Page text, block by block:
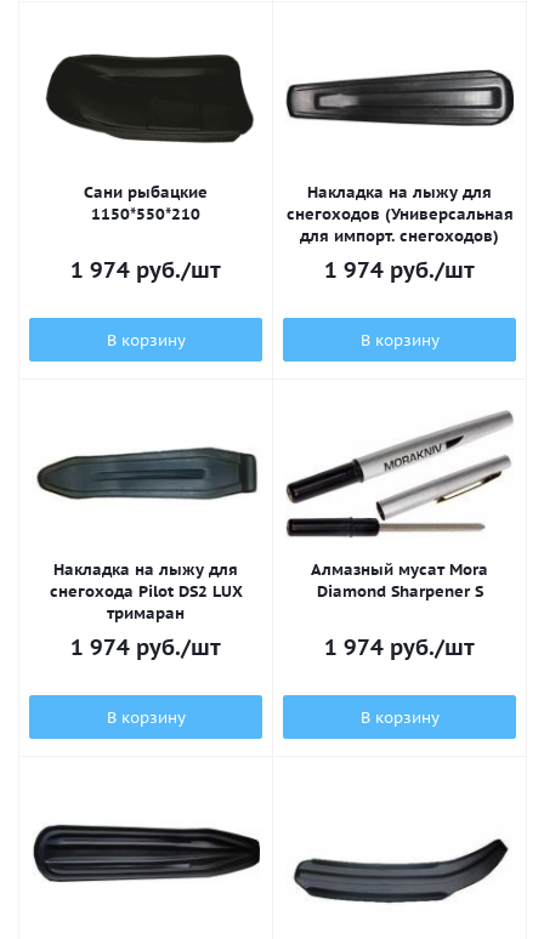
Сани рыбацкие
1150*550*210
1 974 руб./шт
В корзину
Накладка на лыжу для
снегоходов (Универсальная
для импорт. снегоходов)
1 974 руб./шт
В корзину
Накладка на лыжу для
снегохода Pilot DS2 LUX
тримаран
1 974 руб./шт
В корзину
Алмазный мусат Mora
Diamond Sharpener S
1 974 руб./шт
В корзину